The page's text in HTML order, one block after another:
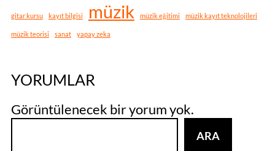
gitar kursu kayıt bilgisi müzik müzik eğitimi müzik kayıt teknolojileri
müzik teorisi sanat yapay zeka
YORUMLAR
Görüntülenecek bir yorum yok.
ARA